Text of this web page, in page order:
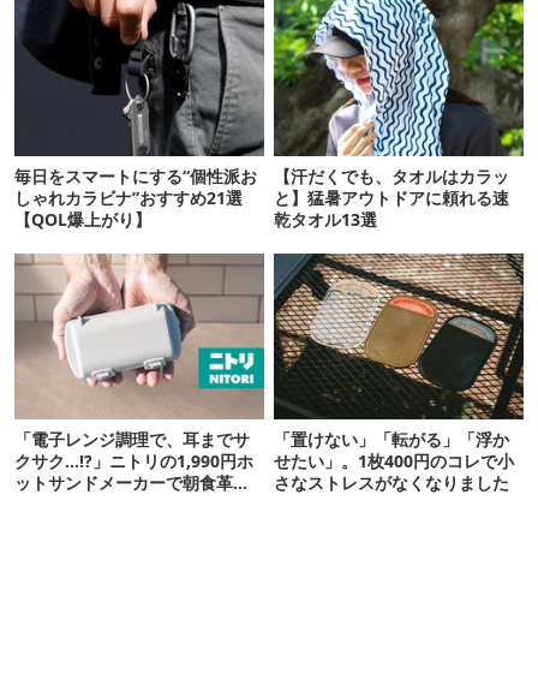
毎日をスマートにする“個性派お
しゃれカラビナ”おすすめ21選
【QOL爆上がり】
【汗だくでも、タオルはカラッ
と】猛暑アウトドアに頼れる速
乾タオル13選
「電子レンジ調理で、耳までサ
クサク…!?」ニトリの1,990円ホ
ットサンドメーカーで朝食革命
「置けない」「転がる」「浮か
せたい」。1枚400円のコレで小
さなストレスがなくなりました